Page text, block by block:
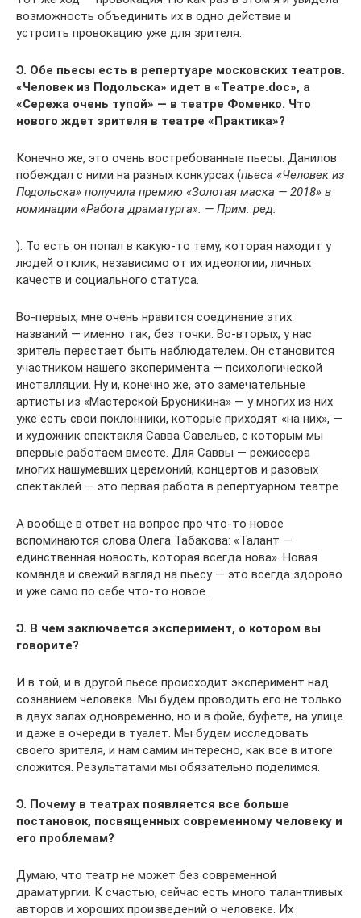
возможность объединить их в одно действие и
устроить провокацию уже для зрителя.
Ɔ. Обе пьесы есть в репертуаре московских театров.
«Человек из Подольска» идет в «Театре.doc», а
«Сережа очень тупой» — в театре Фоменко. Что
нового ждет зрителя в театре «Практика»?
Конечно же, это очень востребованные пьесы. Данилов
побеждал с ними на разных конкурсах (пьеса «Человек из
Подольска» получила премию «Золотая маска — 2018» в
номинации «Работа драматурга». — Прим. ред.
). То есть он попал в какую-то тему, которая находит у
людей отклик, независимо от их идеологии, личных
качеств и социального статуса.
Во-первых, мне очень нравится соединение этих
названий — именно так, без точки. Во-вторых, у нас
зритель перестает быть наблюдателем. Он становится
участником нашего эксперимента — психологической
инсталляции. Ну и, конечно же, это замечательные
артисты из «Мастерской Брусникина» — у многих из них
уже есть свои поклонники, которые приходят «на них», —
и художник спектакля Савва Савельев, с которым мы
впервые работаем вместе. Для Саввы — режиссера
многих нашумевших церемоний, концертов и разовых
спектаклей — это первая работа в репертуарном театре.
А вообще в ответ на вопрос про что-то новое
вспоминаются слова Олега Табакова: «Талант —
единственная новость, которая всегда нова». Новая
команда и свежий взгляд на пьесу — это всегда здорово
и уже само по себе что-то новое.
Ɔ. В чем заключается эксперимент, о котором вы
говорите?
И в той, и в другой пьесе происходит эксперимент над
сознанием человека. Мы будем проводить его не только
в двух залах одновременно, но и в фойе, буфете, на улице
и даже в очереди в туалет. Мы будем исследовать
своего зрителя, и нам самим интересно, как все в итоге
сложится. Результатами мы обязательно поделимся.
Ɔ. Почему в театрах появляется все больше
постановок, посвященных современному человеку и
его проблемам?
Думаю, что театр не может без современной
драматургии. К счастью, сейчас есть много талантливых
авторов и хороших произведений о человеке. Их